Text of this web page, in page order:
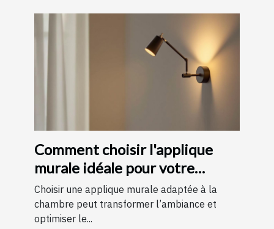
Comment choisir l'applique
murale idéale pour votre
chambre
Choisir une applique murale adaptée à la
chambre peut transformer l’ambiance et
optimiser le...